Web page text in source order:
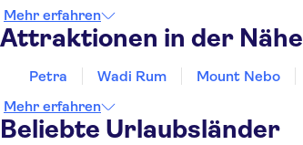
Mehr erfahren
Attraktionen in der Nähe
Petra Wadi Rum Mount Nebo
Mehr erfahren
Beliebte Urlaubsländer